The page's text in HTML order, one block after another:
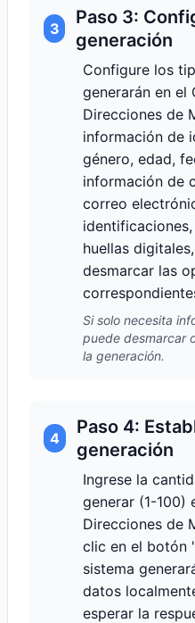
3
Paso 3:
generación
Configure los
generarán en el
Direcciones de
información de
género, edad,
información de
correo
huellas
desmarcar las
Si solo necesita
puede desmarcar
la generación.
4
Paso 4:
generación
Ingrese la
generar (1-100)
Direcciones de
clic en el botón
sistema
datos
esperar la